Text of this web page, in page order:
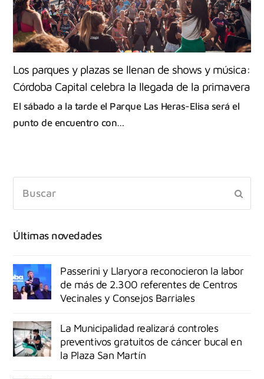
Los parques y plazas se llenan de shows y música:
Córdoba Capital celebra la llegada de la primavera
El sábado a la tarde el Parque Las Heras-Elisa será el
punto de encuentro con…
Últimas novedades
Passerini y Llaryora reconocieron la labor
de más de 2.300 referentes de Centros
Vecinales y Consejos Barriales
La Municipalidad realizará controles
preventivos gratuitos de cáncer bucal en
la Plaza San Martín